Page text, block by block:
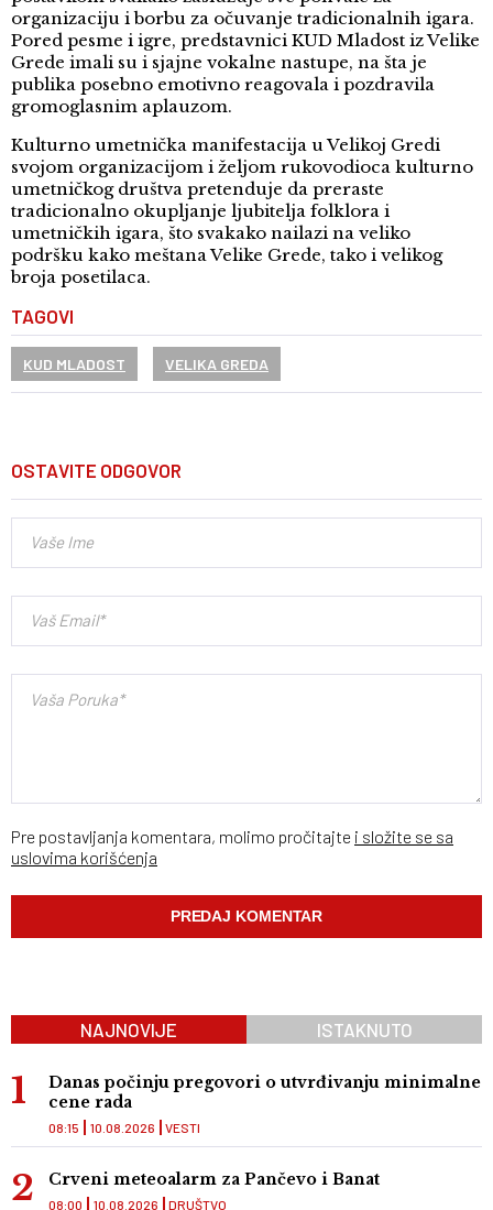
organizaciju i borbu za očuvanje tradicionalnih igara.
Pored pesme i igre, predstavnici KUD Mladost iz Velike
Grede imali su i sjajne vokalne nastupe, na šta je
publika posebno emotivno reagovala i pozdravila
gromoglasnim aplauzom.
Kulturno umetnička manifestacija u Velikoj Gredi
svojom organizacijom i željom rukovodioca kulturno
umetničkog društva pretenduje da preraste
tradicionalno okupljanje ljubitelja folklora i
umetničkih igara, što svakako nailazi na veliko
podršku kako meštana Velike Grede, tako i velikog
broja posetilaca.
TAGOVI
KUD MLADOST VELIKA GREDA
OSTAVITE ODGOVOR
Pre postavljanja komentara, molimo pročitajte i složite se sa
uslovima korišćenja
NAJNOVIJE ISTAKNUTO
Danas počinju pregovori o utvrđivanju minimalne
cene rada
VESTI
08:15 10.08.2026
Crveni meteoalarm za Pančevo i Banat
DRUŠTVO
08:00 10.08.2026